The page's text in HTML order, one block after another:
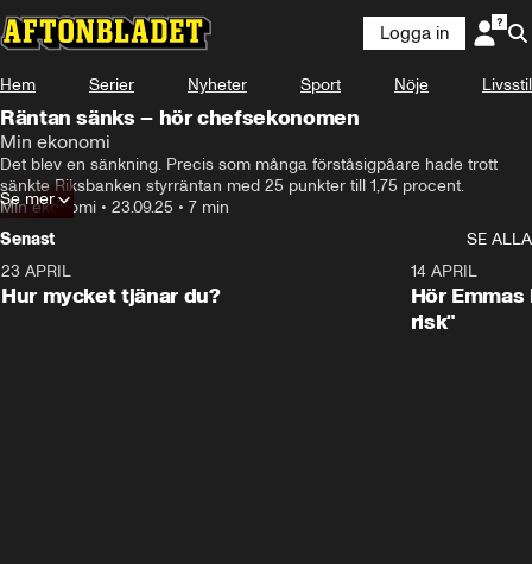
Logga in
Hem Serier Nyheter Sport Nöje Livsstil
Räntan sänks – hör chefsekonomen
Min ekonomi
Det blev en sänkning. Precis som många förståsigpåare hade trott
sänkte Riksbanken styrräntan med 25 punkter till 1,75 procent.
Min ekonomi • 23.09.25 • 7 min
Se mer
Senast
SE ALLA
23 APRIL
Hur mycket tjänar du?
14 APRIL
Hör
risk"